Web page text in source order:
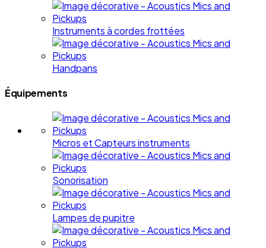
Instruments à cordes frottées
Handpans
Équipements
Micros et Capteurs instruments
Sonorisation
Lampes de pupitre